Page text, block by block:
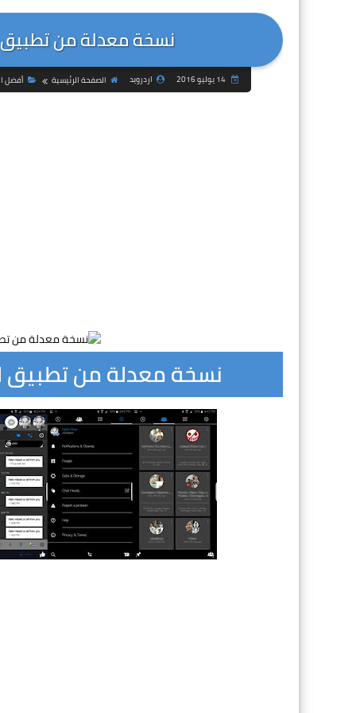
نسخة معدلة من تطبيق
14 يوليو 2016 اردرويد الصفحة الرئيسية أفضل
نسخة معدلة من تطبيق